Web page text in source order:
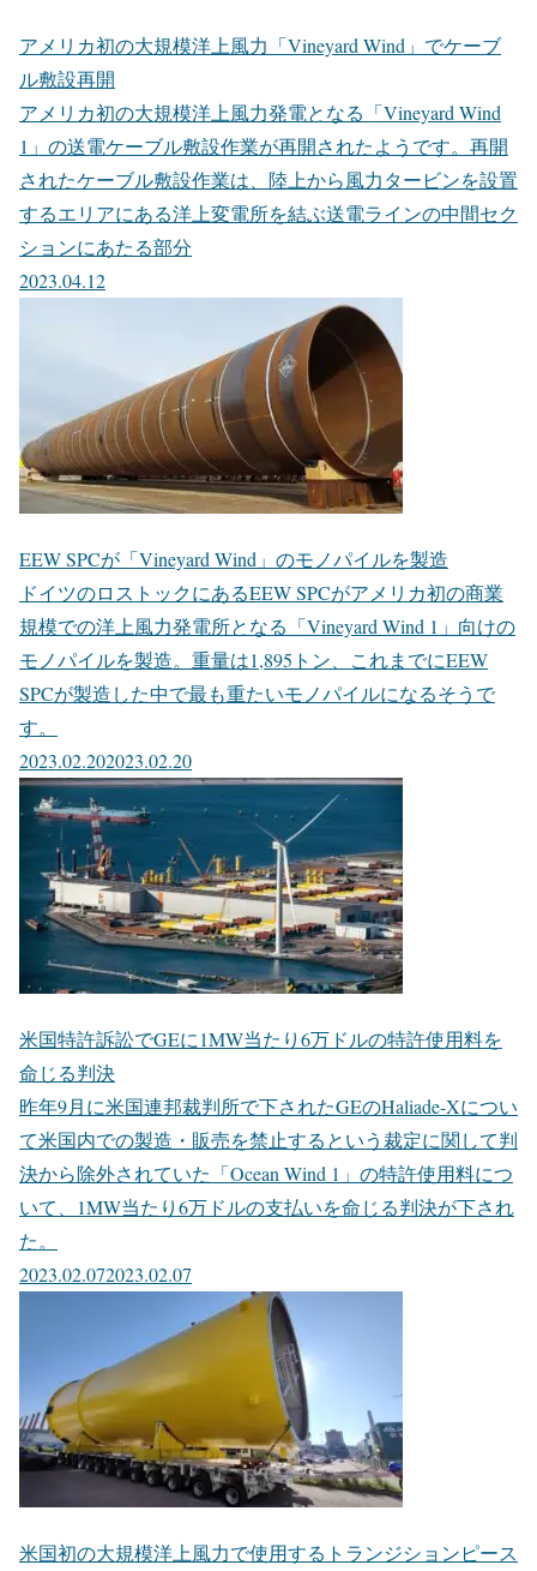
アメリカ初の大規模洋上風力「Vineyard Wind」でケーブ
ル敷設再開
アメリカ初の大規模洋上風力発電となる「Vineyard Wind
1」の送電ケーブル敷設作業が再開されたようです。再開
されたケーブル敷設作業は、陸上から風力タービンを設置
するエリアにある洋上変電所を結ぶ送電ラインの中間セク
ションにあたる部分
2023.04.12
EEW SPCが「Vineyard Wind」のモノパイルを製造
ドイツのロストックにあるEEW SPCがアメリカ初の商業
規模での洋上風力発電所となる「Vineyard Wind 1」向けの
モノパイルを製造。重量は1,895トン、これまでにEEW
SPCが製造した中で最も重たいモノパイルになるそうで
す。
2023.02.202023.02.20
米国特許訴訟でGEに1MW当たり6万ドルの特許使用料を
命じる判決
昨年9月に米国連邦裁判所で下されたGEのHaliade-Xについ
て米国内での製造・販売を禁止するという裁定に関して判
決から除外されていた「Ocean Wind 1」の特許使用料につ
いて、1MW当たり6万ドルの支払いを命じる判決が下され
た。
2023.02.072023.02.07
米国初の大規模洋上風力で使用するトランジションピース